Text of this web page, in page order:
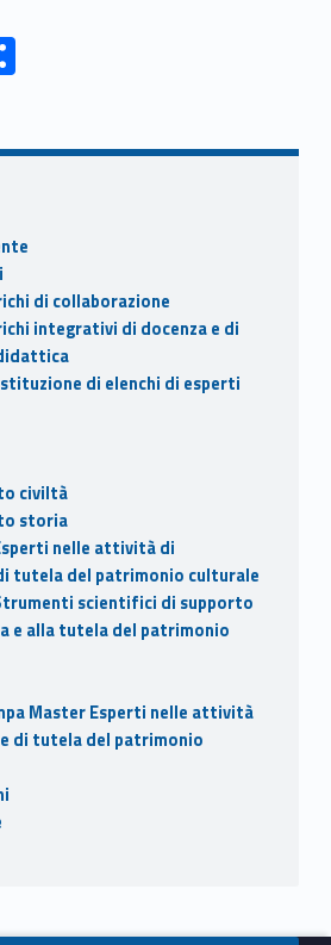
C
di
di
di collaborazione
integrativi di docenza e di
di elenchi di esperti
civiltà
storia
nelle attività di
tutela del patrimonio culturale
scientifici di supporto
e alla tutela del patrimonio
Master Esperti nelle attività
di tutela del patrimonio